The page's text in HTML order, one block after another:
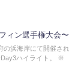
ィン選手権大会〜
の浜海岸にて開催され
Day3ハイライト。 ※